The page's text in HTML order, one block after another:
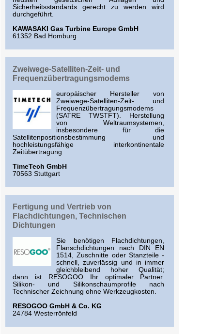
Sicherheitsstandards gerecht zu werden wird
durchgeführt.
KAWASAKI Gas Turbine Europe GmbH
61352 Bad Homburg
Zweiwege-Satelliten-Zeit- und
Frequenzübertragungsmodems
europäischer Hersteller von
Zweiwege-Satelliten-Zeit- und
Frequenzübertragungsmodems
(SATRE TWSTFT). Herstellung
von Weltraumsystemen,
insbesondere für die
Satellitenpositionsbestimmung und
hochleistungsfähige interkontinentale
Zeitübertragung
TimeTech GmbH
70563 Stuttgart
Fertigung und Vertrieb von
Flachdichtungen, Technischen
Dichtungen
Sie benötigen Flachdichtungen,
Flanschdichtungen nach DIN EN
1514, Zuschnitte oder Stanzteile -
schnell, zuverlässig und in immer
gleichbleibend hoher Qualität;
dann ist RESOGOO Ihr optimaler Partner.
Silikon- und Silikonschaumprofile nach
Technischer Zeichnung ohne Werkzeugkosten.
RESOGOO GmbH & Co. KG
24784 Westerrönfeld